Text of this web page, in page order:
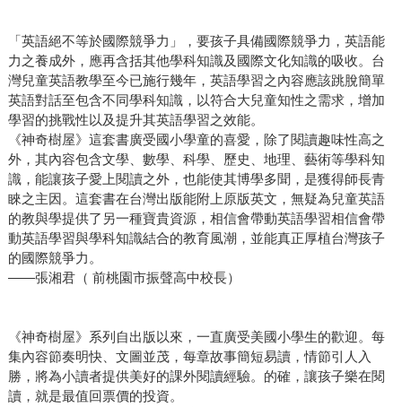
「英語絕不等於國際競爭力」，要孩子具備國際競爭力，英語能
力之養成外，應再含括其他學科知識及國際文化知識的吸收。台
灣兒童英語教學至今已施行幾年，英語學習之內容應該跳脫簡單
英語對話至包含不同學科知識，以符合大兒童知性之需求，增加
學習的挑戰性以及提升其英語學習之效能。
《神奇樹屋》這套書廣受國小學童的喜愛，除了閱讀趣味性高之
外，其內容包含文學、數學、科學、歷史、地理、藝術等學科知
識，能讓孩子愛上閱讀之外，也能使其博學多聞，是獲得師長青
睞之主因。這套書在台灣出版能附上原版英文，無疑為兒童英語
的教與學提供了另一種寶貴資源，相信會帶動英語學習相信會帶
動英語學習與學科知識結合的教育風潮，並能真正厚植台灣孩子
的國際競爭力。
——張湘君（ 前桃園市振聲高中校長）
《神奇樹屋》系列自出版以來，一直廣受美國小學生的歡迎。每
集內容節奏明快、文圖並茂，每章故事簡短易讀，情節引人入
勝，將為小讀者提供美好的課外閱讀經驗。的確，讓孩子樂在閱
讀，就是最值回票價的投資。